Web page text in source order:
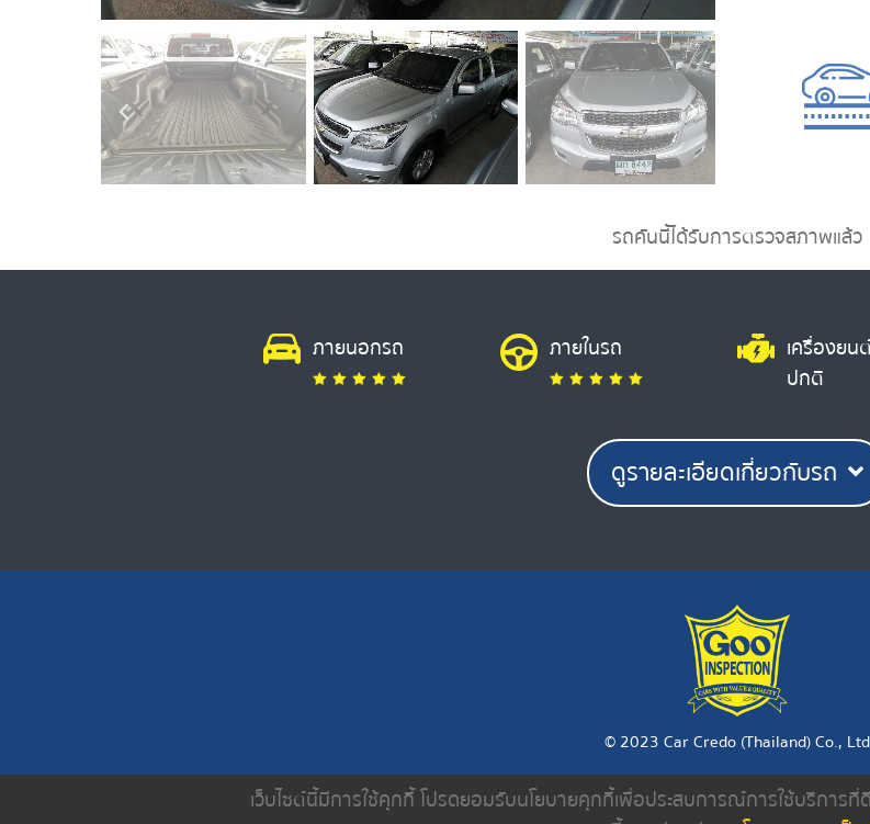
รถคันนี้ได้รับการตรวจสภาพแล้ว
ภายนอกรถ ภายในรถ
เครื่องยน
ปกติ
ดูรายละเอียดเกี่ยวกับรถ
© 2023 Car Credo (Thailand) Co., Ltd
เกี่ยวกับเรา บริการของเรา ค้นหารถมือสอง ดีลเลอร์
เว็บไซต์นี้มีการใช้คุกกี้ โปรดยอมรับนโยบายคุกกี้เพื่อประสบการณ์การใช้บริกา